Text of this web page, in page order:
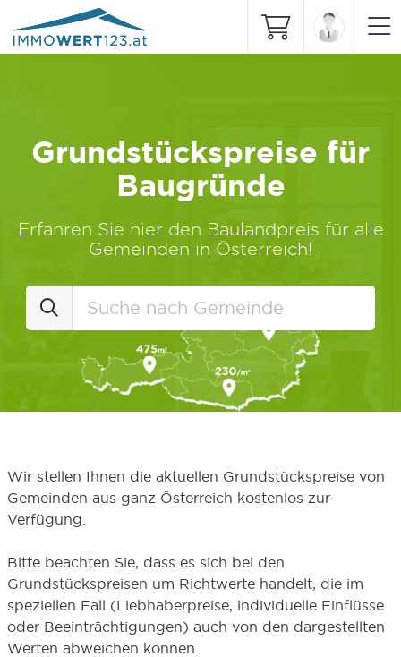
Grundstückspreise für
Baugründe
Erfahren Sie hier den Baulandpreis für alle
Gemeinden in Österreich!
Wir stellen Ihnen die aktuellen Grundstückspreise von
Gemeinden aus ganz Österreich kostenlos zur
Verfügung.
Bitte beachten Sie, dass es sich bei den
Grundstückspreisen um Richtwerte handelt, die im
speziellen Fall (Liebhaberpreise, individuelle Einflüsse
oder Beeinträchtigungen) auch von den dargestellten
Werten abweichen können.